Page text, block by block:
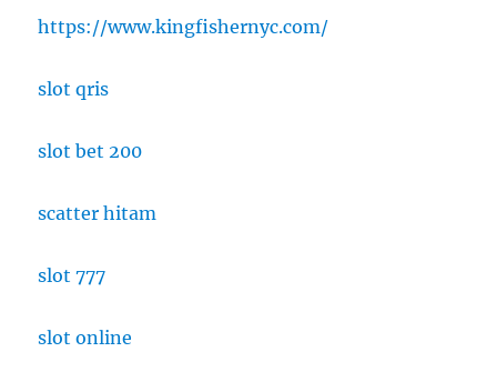
https://www.kingfishernyc.com/
slot qris
slot bet 200
scatter hitam
slot 777
slot online